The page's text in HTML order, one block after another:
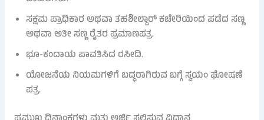
ಸಕ್ಷಮ ಪ್ರಾಧಿಕಾರ ಅಥವಾ ತಹಶೀಲ್ದಾರ್ ಕಚೇರಿಯಿಂದ ಪಡೆದ ಸಣ್ಣ
ಅಥವಾ ಅತೀ ಸಣ್ಣ ರೈತರ ಪ್ರಮಾಣಪತ್ರ.
ಭೂ-ಕಂದಾಯ ಪಾವತಿಸಿದ ರಸೀದಿ.
ಯೋಜನೆಯ ನಿಯಮಗಳಿಗೆ ಬದ್ಧರಾಗಿರುವ ಬಗ್ಗೆ ಸ್ವಯಂ ಘೋಷಣೆ
ಪತ್ರ.